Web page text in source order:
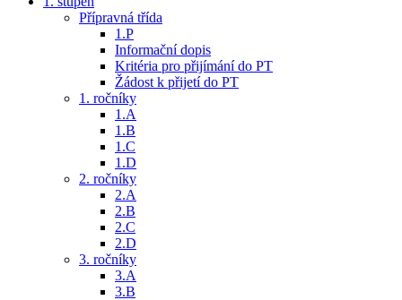
Přípravná třída
1.P
Informační dopis
Kritéria pro přijímání do PT
Žádost k přijetí do PT
1. ročníky
1.A
1.B
1.C
1.D
2. ročníky
2.A
2.B
2.C
2.D
3. ročníky
3.A
3.B